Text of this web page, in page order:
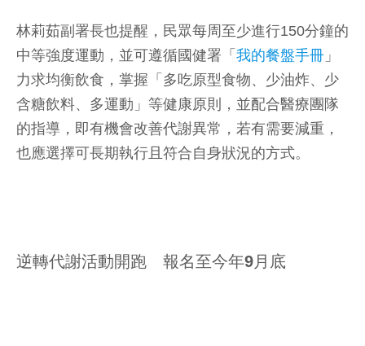
林莉茹副署長也提醒，民眾每周至少進行150分鐘的
中等強度運動，並可遵循國健署「 我的餐盤手冊 」
力求均衡飲食，掌握「多吃原型食物、少油炸、少
含糖飲料、多運動」等健康原則，並配合醫療團隊
的指導，即有機會改善代謝異常，若有需要減重，
也應選擇可長期執行且符合自身狀況的方式。
逆轉代謝活動開跑 報名至今年9月底